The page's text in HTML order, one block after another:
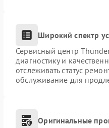
Широкий спектр
Сервисный центр
диагностику и
отслеживать статус
обслуживание для
Оригинальные